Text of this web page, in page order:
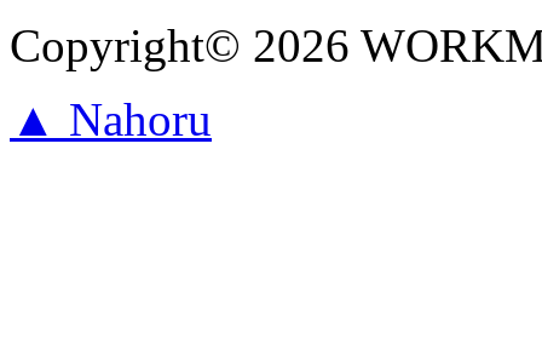
Copyright© 2026
▲ Nahoru